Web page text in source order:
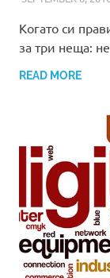
Когато си
за три неща:
READ MORE